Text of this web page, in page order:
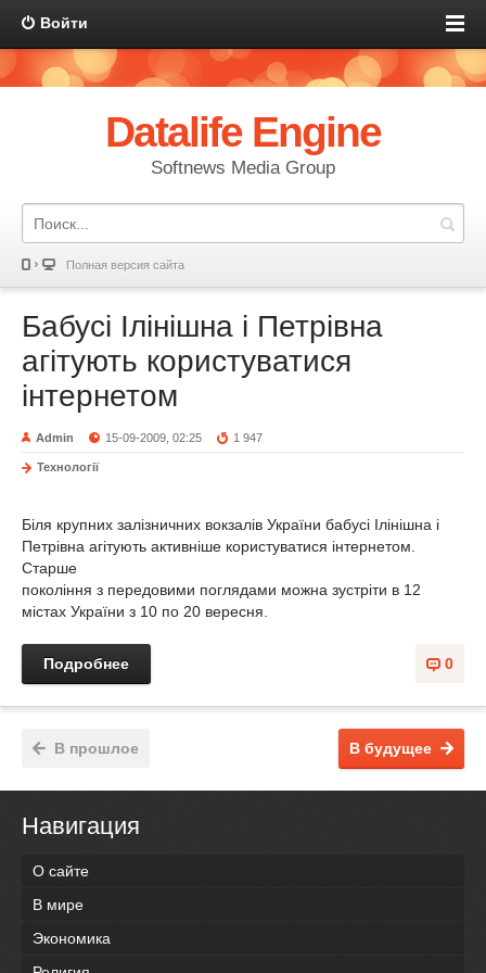
Войти
Datalife Engine
Softnews Media Group
Полная версия сайта
Бабусі Ілінішна і Петрівна
агітують користуватися
інтернетом
Admin 15-09-2009, 02:25 1 947
Технології
Біля крупних залізничних вокзалів України бабусі Ілінішна і
Петрівна агітують активніше користуватися інтернетом.
Старше
покоління з передовими поглядами можна зустріти в 12
містах України з 10 по 20 вересня.
0
Подробнее
В будущее
В прошлое
Навигация
О сайте
В мире
Экономика